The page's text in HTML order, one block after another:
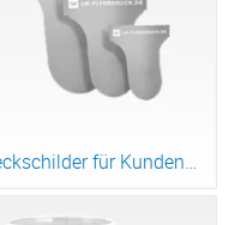
Steckschilder für Kundenstopper